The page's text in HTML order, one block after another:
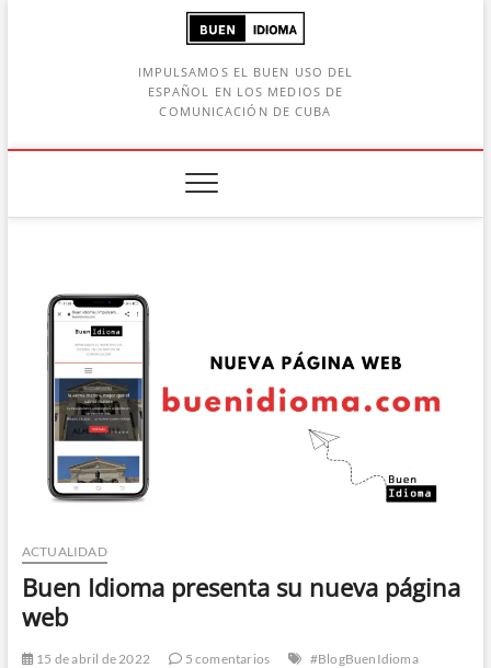
IMPULSAMOS EL BUEN USO DEL
ESPAÑOL EN LOS MEDIOS DE
COMUNICACIÓN DE CUBA
ACTUALIDAD
Buen Idioma presenta su nueva página
web
15 de abril de 2022 5 comentarios #BlogBuenIdioma